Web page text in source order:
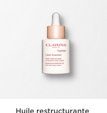
Huile restructurante